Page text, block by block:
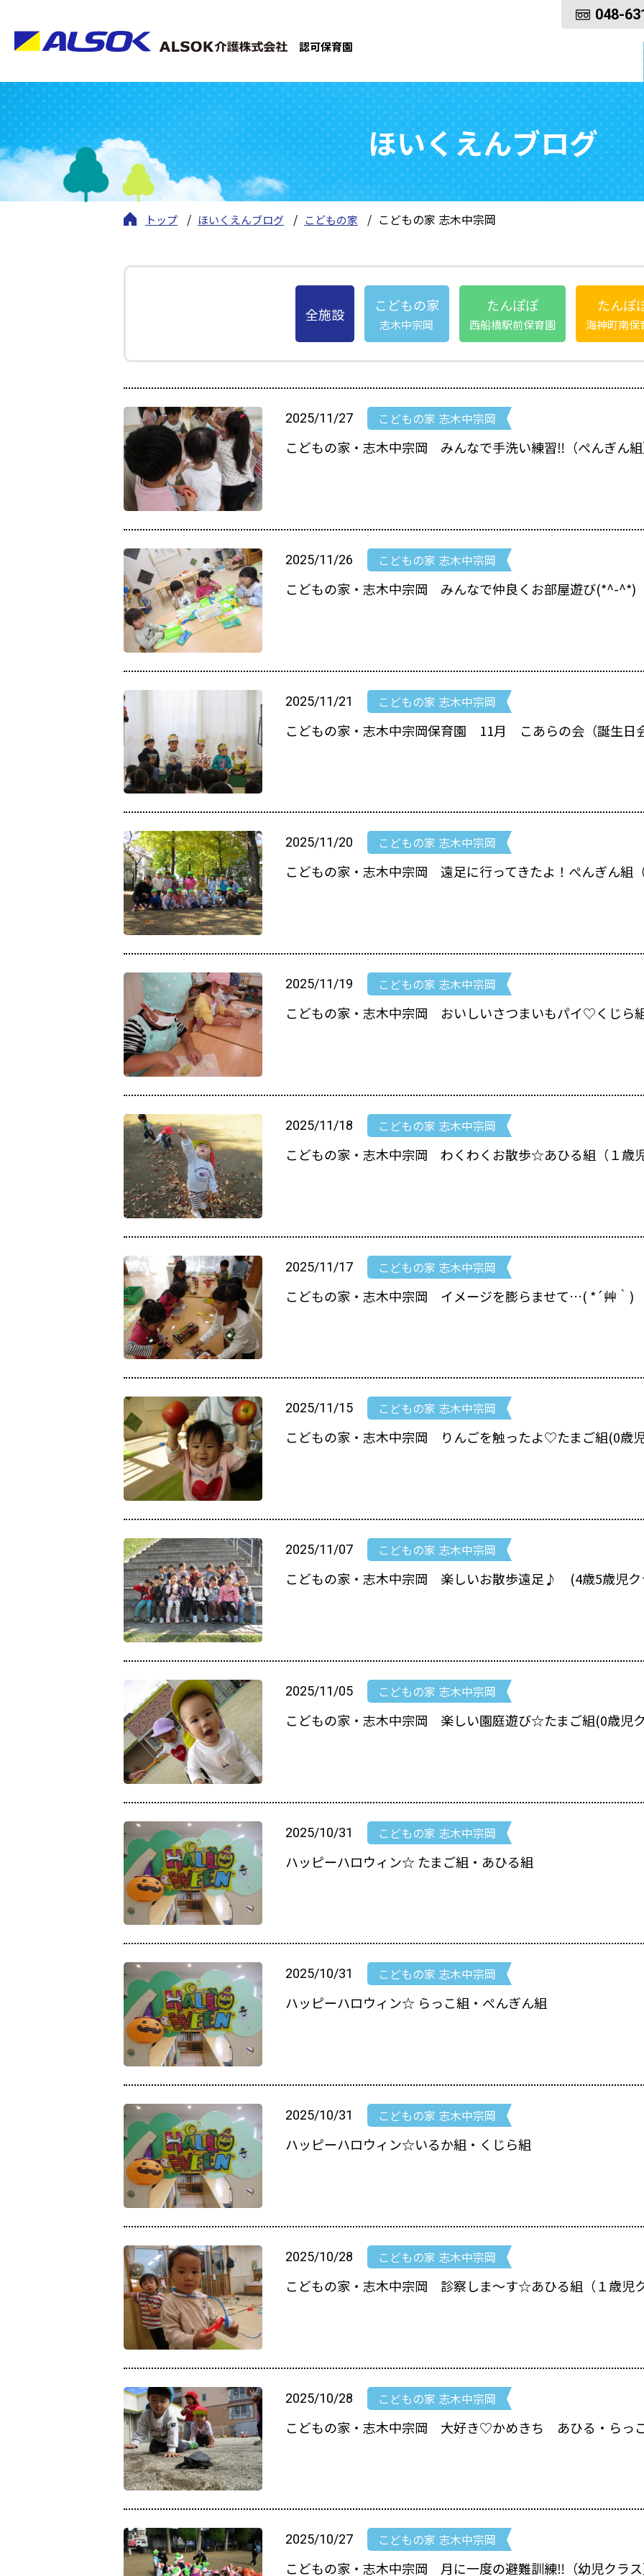
認可保育園
048-
ほいくえんブログ
トップ ほいくえんブログ こどもの家 こどもの家 志木中宗岡
全施設 こどもの家
志木中宗岡
たんぽぽ
西船橋駅前保育園
たんぽ
海神町南保
2025/11/27 こどもの家 志木中宗岡
こどもの家・志木中宗岡 みんなで手洗い練習‼（ぺんぎん
2025/11/26 こどもの家 志木中宗岡
こどもの家・志木中宗岡 みんなで仲良くお部屋遊び(*^-
2025/11/21 こどもの家 志木中宗岡
こどもの家・志木中宗岡保育園 11月 こあらの会（誕生日
2025/11/20 こどもの家 志木中宗岡
こどもの家・志木中宗岡 遠足に行ってきたよ！ぺんぎん組
2025/11/19 こどもの家 志木中宗岡
こどもの家・志木中宗岡 おいしいさつまいもパイ♡くじら
2025/11/18 こどもの家 志木中宗岡
こどもの家・志木中宗岡 わくわくお散歩☆あひる組（１歳
2025/11/17 こどもの家 志木中宗岡
こどもの家・志木中宗岡 イメージを膨らませて…( *´艸｀)
2025/11/15 こどもの家 志木中宗岡
こどもの家・志木中宗岡 りんごを触ったよ♡たまご組(0歳
2025/11/07 こどもの家 志木中宗岡
こどもの家・志木中宗岡 楽しいお散歩遠足♪ (4歳5歳児ク
2025/11/05 こどもの家 志木中宗岡
こどもの家・志木中宗岡 楽しい園庭遊び☆たまご組(0歳児
2025/10/31 こどもの家 志木中宗岡
ハッピーハロウィン☆ たまご組・あひる組
2025/10/31 こどもの家 志木中宗岡
ハッピーハロウィン☆ らっこ組・ぺんぎん組
2025/10/31 こどもの家 志木中宗岡
ハッピーハロウィン☆いるか組・くじら組
2025/10/28 こどもの家 志木中宗岡
こどもの家・志木中宗岡 診察しま～す☆あひる組（１歳児
2025/10/28 こどもの家 志木中宗岡
こどもの家・志木中宗岡 大好き♡かめきち あひる・らっ
2025/10/27 こどもの家 志木中宗岡
こどもの家・志木中宗岡 月に一度の避難訓練‼（幼児クラ